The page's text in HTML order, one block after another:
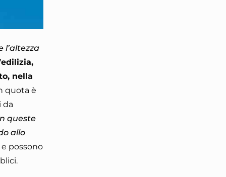
l’altezza
nella
quota è
da
queste
allo
possono